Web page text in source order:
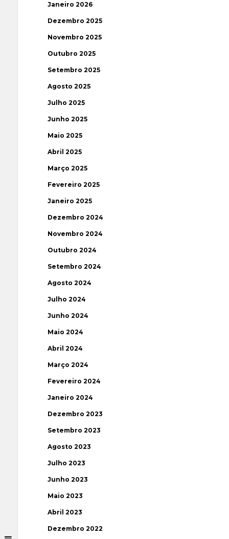
Janeiro 2026
Dezembro 2025
Novembro 2025
Outubro 2025
Setembro 2025
Agosto 2025
Julho 2025
Junho 2025
Maio 2025
Abril 2025
Março 2025
Fevereiro 2025
Janeiro 2025
Dezembro 2024
Novembro 2024
Outubro 2024
Setembro 2024
Agosto 2024
Julho 2024
Junho 2024
Maio 2024
Abril 2024
Março 2024
Fevereiro 2024
Janeiro 2024
Dezembro 2023
Setembro 2023
Agosto 2023
Julho 2023
Junho 2023
Maio 2023
Abril 2023
Dezembro 2022